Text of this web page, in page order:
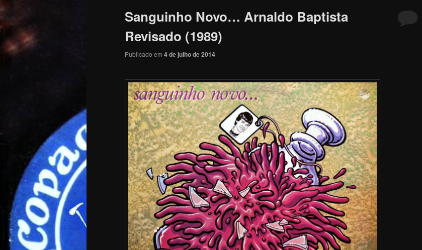
Sanguinho Novo… Arnaldo Baptista
Revisado (1989)
Publicado em 4 de julho de 2014